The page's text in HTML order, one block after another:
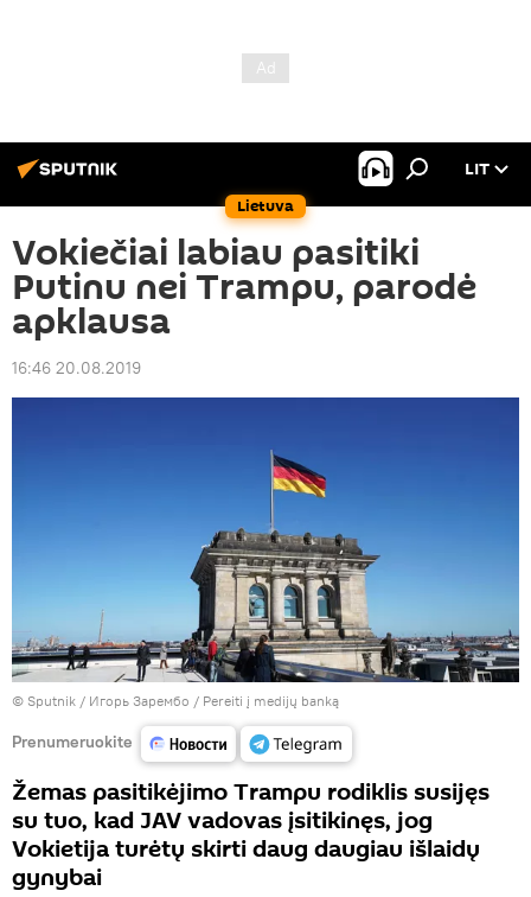
Lietuva
LIT
Vokiečiai labiau pasitiki
Putinu nei Trampu, parodė
apklausa
16:46 20.08.2019
© Sputnik / Игорь Зарембо / Pereiti į medijų banką
Prenumeruokite
Žemas pasitikėjimo Trampu rodiklis susijęs
su tuo, kad JAV vadovas įsitikinęs, jog
Vokietija turėtų skirti daug daugiau išlaidų
gynybai